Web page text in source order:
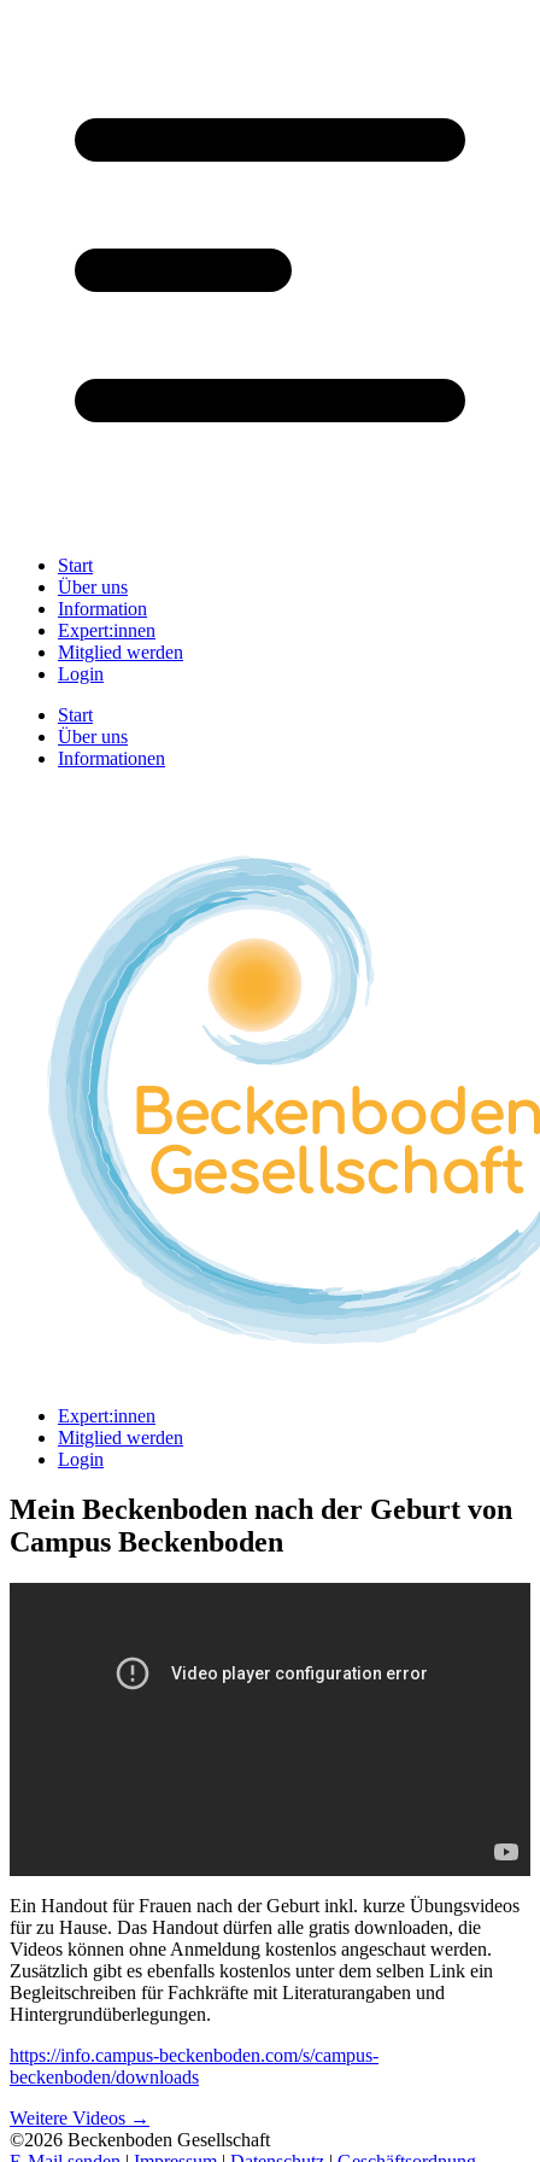
Start
Über uns
Information
Expert:innen
Mitglied werden
Login
Start
Über uns
Informationen
Expert:innen
Mitglied werden
Login
Mein Beckenboden nach der Geburt von
Campus Beckenboden
Ein Handout für Frauen nach der Geburt inkl. kurze Übungsvideos
für zu Hause. Das Handout dürfen alle gratis downloaden, die
Videos können ohne Anmeldung kostenlos angeschaut werden.
Zusätzlich gibt es ebenfalls kostenlos unter dem selben Link ein
Begleitschreiben für Fachkräfte mit Literaturangaben und
Hintergrundüberlegungen.
https://info.campus-beckenboden.com/s/campus-
beckenboden/downloads
Weitere Videos →
©2026 Beckenboden Gesellschaft